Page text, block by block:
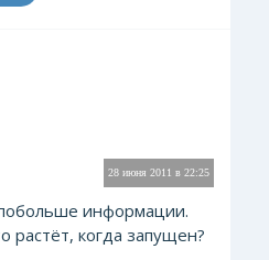
28 июня 2011 в 22:25
информации.
растёт, когда запущен?